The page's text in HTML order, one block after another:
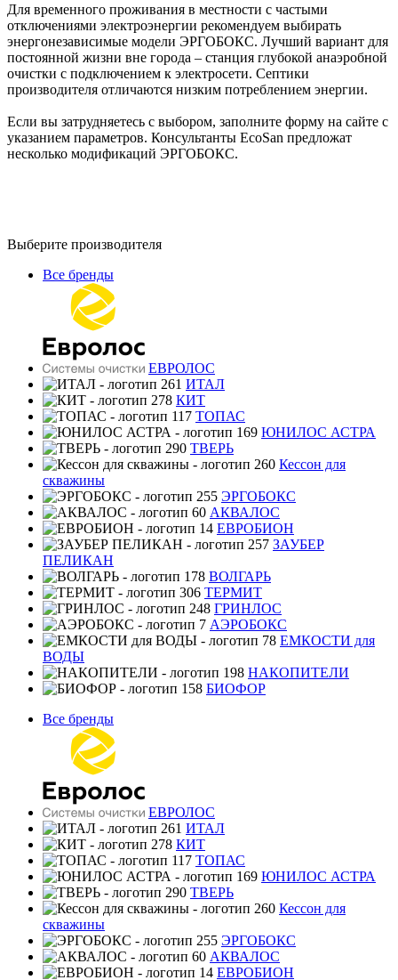
Для временного проживания в местности с частыми
отключениями электроэнергии рекомендуем выбирать
энергонезависимые модели ЭРГОБОКС. Лучший вариант для
постоянной жизни вне города – станция глубокой анаэробной
очистки с подключением к электросети. Септики
производителя отличаются низким потреблением энергии.
Если вы затрудняетесь с выбором, заполните форму на сайте с
указанием параметров. Консультанты EcoSan предложат
несколько модификаций ЭРГОБОКС.
Выберите производителя
Все бренды
ЕВРОЛОС
ИТАЛ
КИТ
ТОПАС
ЮНИЛОС АСТРА
ТВЕРЬ
Кессон для
скважины
ЭРГОБОКС
АКВАЛОС
ЕВРОБИОН
ЗАУБЕР
ПЕЛИКАН
ВОЛГАРЬ
ТЕРМИТ
ГРИНЛОС
АЭРОБОКС
ЕМКОСТИ для
ВОДЫ
НАКОПИТЕЛИ
БИОФОР
Все бренды
ЕВРОЛОС
ИТАЛ
КИТ
ТОПАС
ЮНИЛОС АСТРА
ТВЕРЬ
Кессон для
скважины
ЭРГОБОКС
АКВАЛОС
ЕВРОБИОН